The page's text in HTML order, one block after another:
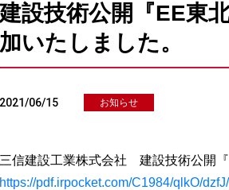
建設技術公開『EE東
加いたしました。
2021/06/15 お知らせ
三信建設工業株式会社 建設技術公開『
https://pdf.irpocket.com/C1984/qlkO/